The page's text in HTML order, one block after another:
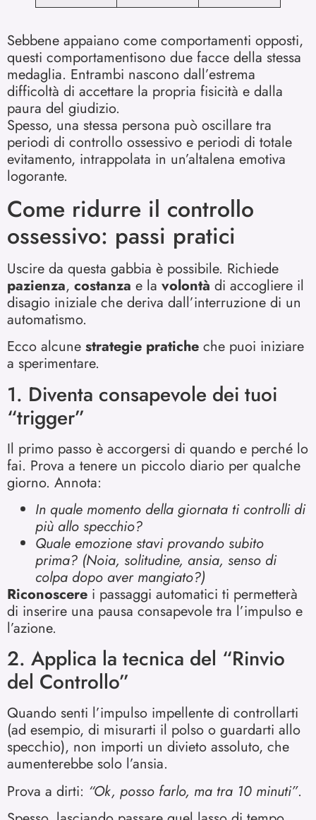
Sebbene appaiano come comportamenti opposti,
questi comportamentisono due facce della stessa
medaglia. Entrambi nascono dall’estrema
difficoltà di accettare la propria fisicità e dalla
paura del giudizio.
Spesso, una stessa persona può oscillare tra
periodi di controllo ossessivo e periodi di totale
evitamento, intrappolata in un’altalena emotiva
logorante.
Come ridurre il controllo
ossessivo: passi pratici
Uscire da questa gabbia è possibile. Richiede
pazienza, costanza e la volontà di accogliere il
disagio iniziale che deriva dall’interruzione di un
automatismo.
Ecco alcune strategie pratiche che puoi iniziare
a sperimentare.
1. Diventa consapevole dei tuoi
“trigger”
Il primo passo è accorgersi di quando e perché lo
fai. Prova a tenere un piccolo diario per qualche
giorno. Annota:
In quale momento della giornata ti controlli di
più allo specchio?
Quale emozione stavi provando subito
prima? (Noia, solitudine, ansia, senso di
colpa dopo aver mangiato?)
Riconoscere i passaggi automatici ti permetterà
di inserire una pausa consapevole tra l’impulso e
l’azione.
2. Applica la tecnica del “Rinvio
del Controllo”
Quando senti l’impulso impellente di controllarti
(ad esempio, di misurarti il polso o guardarti allo
specchio), non importi un divieto assoluto, che
aumenterebbe solo l’ansia.
Prova a dirti: “Ok, posso farlo, ma tra 10 minuti”.